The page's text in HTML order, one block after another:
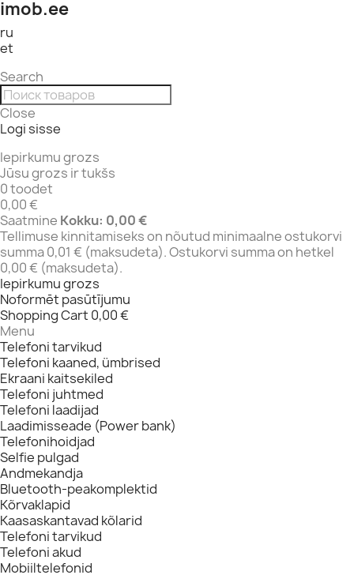
imob.ee
ru
et
Search
Close
Logi sisse
Iepirkumu grozs
Jūsu grozs ir tukšs
0 toodet
0,00 €
Saatmine Kokku: 0,00 €
Tellimuse kinnitamiseks on nõutud minimaalne ostukorvi
summa 0,01 € (maksudeta). Ostukorvi summa on hetkel
0,00 € (maksudeta).
Iepirkumu grozs
Noformēt pasūtījumu
Shopping Cart 0,00 €
Menu
Telefoni tarvikud
Telefoni kaaned, ümbrised
Ekraani kaitsekiled
Telefoni juhtmed
Telefoni laadijad
Laadimisseade (Power bank)
Telefonihoidjad
Selfie pulgad
Andmekandja
Bluetooth-peakomplektid
Kõrvaklapid
Kaasaskantavad kõlarid
Telefoni tarvikud
Telefoni akud
Mobiiltelefonid